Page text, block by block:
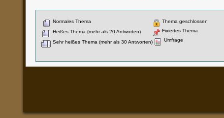
Normales Thema
Heißes Thema (mehr als 20 Antworten)
Sehr heißes Thema (mehr als 30 Antworten)
Thema geschlossen
Fixiertes Thema
Umfrage